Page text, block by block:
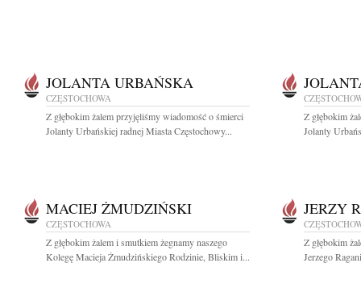
JOLANTA URBAŃSKA
CZĘSTOCHOWA
Z głębokim żalem przyjęliśmy wiadomość o śmierci
Jolanty Urbańskiej radnej Miasta Częstochowy...
Z głębokim
Jolanty
MACIEJ ŻMUDZIŃSKI
CZĘSTOCHOWA
Z głębokim żalem i smutkiem żegnamy naszego
Kolegę Macieja Żmudzińskiego Rodzinie, Bliskim i...
JERZY
Z głębokim
Jerzego